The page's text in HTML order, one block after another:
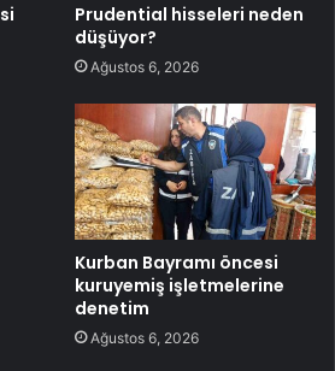
Prudential hisseleri neden
düşüyor?
Ağustos 6, 2026
Kurban Bayramı öncesi
kuruyemiş işletmelerine
denetim
Ağustos 6, 2026